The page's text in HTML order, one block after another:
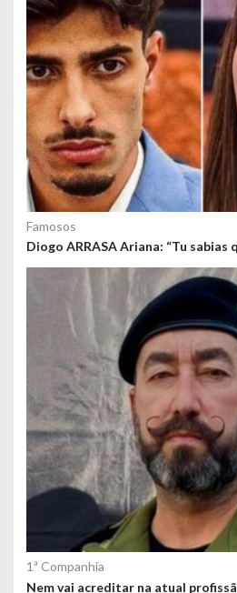
Famosos
Diogo ARRASA Ariana: “Tu sabias
1ª Companhia
Nem vai acreditar na atual